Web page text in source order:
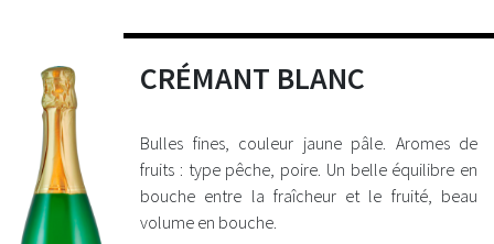
CRÉMANT BLANC
Bulles fines, couleur jaune pâle. Aromes de
fruits : type pêche, poire. Un belle équilibre en
bouche entre la fraîcheur et le fruité, beau
volume en bouche.